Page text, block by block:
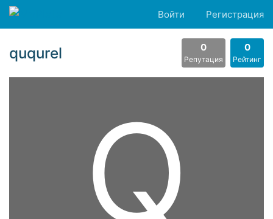
Войти Регистрация
ququrel 0
Репутация
0
Рейтинг
Q